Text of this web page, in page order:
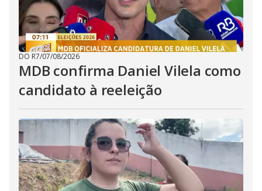
DO R7/07/08/2026
MDB confirma Daniel Vilela como
candidato à reeleição